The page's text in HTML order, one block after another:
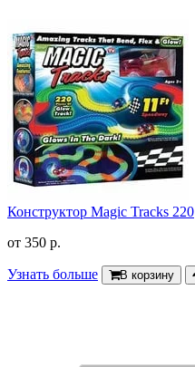
Конструктор Magic Tracks 220
от 350 р.
Узнать больше В корзину